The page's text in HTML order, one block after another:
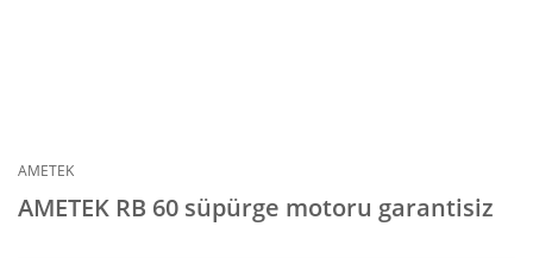
AMETEK
AMETEK RB 60 süpürge motoru garantisiz